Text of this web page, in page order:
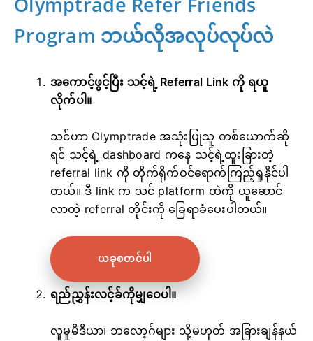
Program ဘယ်လိုအလုပ်လုပ်လဲ
အကောင့်ဖွင့်ပြီး သင့်ရဲ့ Referral Link ကို ရယူ
လိုက်ပါ။
သင်ဟာ Olymptrade အသုံးပြုသူ တစ်ယောက်ဆို
ရင် သင့်ရဲ့ dashboard ကနေ သင့်ရဲ့ထူးခြားတဲ့
referral link ကို တိုက်ရိုက်ဝင်ရောက်ကြည့်ရှုနိုင်ပါ
တယ်။ ဒီ link က သင် platform ထဲကို ယူဆောင်
လာတဲ့ referral တိုင်းကို ခြေရာခံပေးပါတယ်။
ယခုစတင်ပါ
ရည်ညွှန်းလင့်ခ်ကိုမျှဝေပါ။
လူမှုမီဒီယာ၊ ဘလော့ဂ်များ သို့မဟုတ် အခြားချန်နယ်